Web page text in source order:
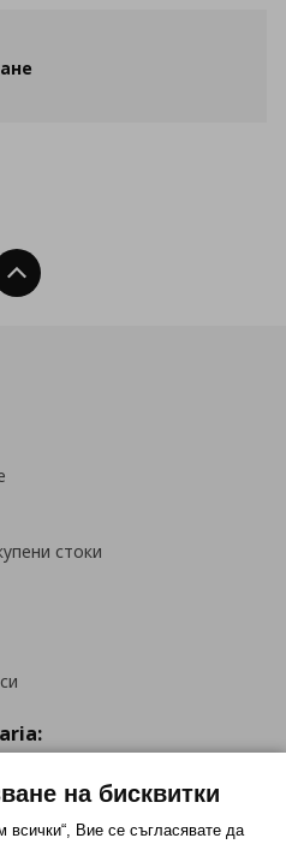
Нагоре
стоки
на бисквитки
всички“, Вие се съгласявате да